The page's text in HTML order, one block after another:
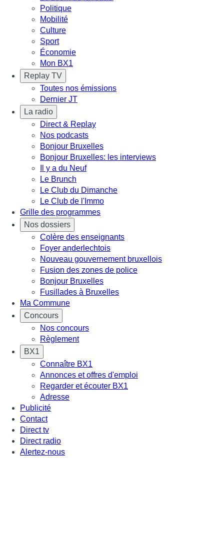
Politique
Mobilité
Culture
Sport
Économie
Mon BX1
Replay TV
Toutes nos émissions
Dernier JT
La radio
Direct & Replay
Nos podcasts
Bonjour Bruxelles
Bonjour Bruxelles: les interviews
Il y a du Neuf
Le Brunch
Le Club du Dimanche
Le Club de l'Immo
Grille des programmes
Nos dossiers
Colère des enseignants
Foyer anderlechtois
Nouveau gouvernement bruxellois
Fusion des zones de police
Bonjour Bruxelles
Fusillades à Bruxelles
Ma Commune
Concours
Nos concours
Règlement
BX1
Connaître BX1
Annonces et offres d'emploi
Regarder et écouter BX1
Adresse
Publicité
Contact
Direct tv
Direct radio
Alertez-nous